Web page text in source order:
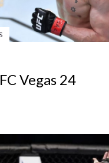
Vegas 24